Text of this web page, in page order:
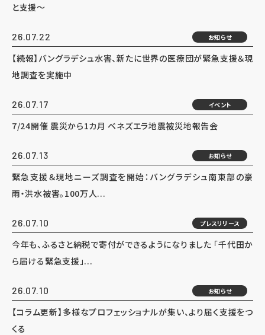
と支援～
26.07.22 お知らせ
【続報】バングラデシュ水害、新たに世界の医療団が緊急支援＆現
地調査を実施中
26.07.17 イベント
7/24開催 震災から1カ月 ベネズエラ地震被災地報告会
26.07.13 お知らせ
緊急支援＆現地ニーズ調査を開始：バングラデシュ南東部の豪
雨・洪水被害。100万人...
26.07.10 プレスリリース
今年も、ふるさと納税で寄付ができるようになりました 「千代田か
ら届ける緊急支援」...
26.07.10 お知らせ
【コラム更新】多様なプロフェッショナルが集い、より届く支援をつ
くる